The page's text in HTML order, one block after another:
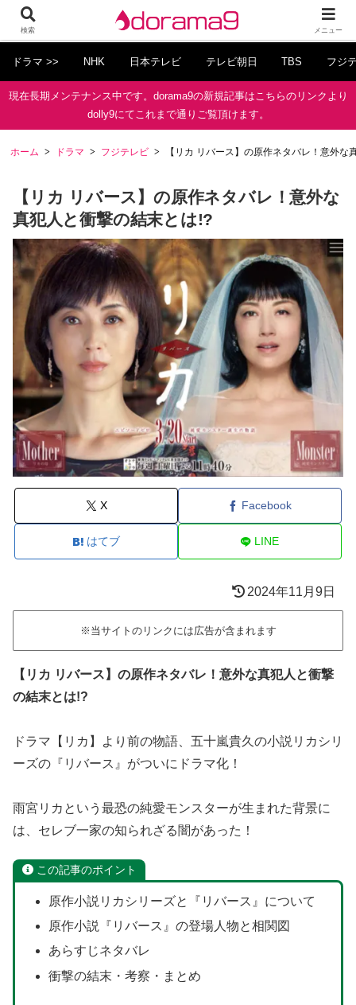
ドラマ >> NHK 日本テレビ テレビ朝日 TBS フジ
現在長期メンテナンス中です。dorama9の新規記事はこちらのリンクより
dolly9にてこれまで通りご覧頂けます。
ホーム ドラマ フジテレビ 【リカ リバース】の原作ネタバレ！意外な
【リカ リバース】の原作ネタバレ！意外な
真犯人と衝撃の結末とは!?
X Facebook
はてブ LINE
2024年11月9日
※当サイトのリンクには広告が含まれます
【リカ リバース】の原作ネタバレ！意外な真犯人と衝撃
の結末とは!?
ドラマ【リカ】より前の物語、五十嵐貴久の小説リカシリ
ーズの『リバース』がついにドラマ化！
雨宮リカという最恐の純愛モンスターが生まれた背景に
は、セレブ一家の知られざる闇があった！
この記事のポイント
原作小説リカシリーズと『リバース』について
原作小説『リバース』の登場人物と相関図
あらすじネタバレ
衝撃の結末・考察・まとめ
検索 メニュー